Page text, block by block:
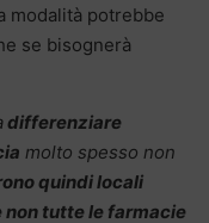
modalità potrebbe
se bisognerà
differenziare
molto spesso non
quindi locali
non tutte le farmacie